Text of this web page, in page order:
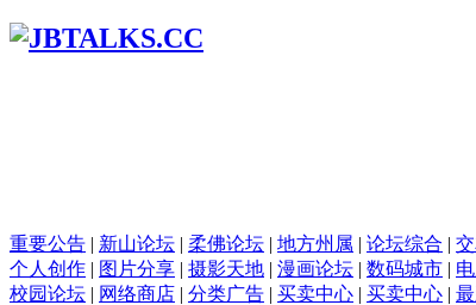
重要公告 | 新山论坛 | 柔佛论坛 | 地方州属 | 论坛综合 |
个人创作 | 图片分享 | 摄影天地 | 漫画论坛 | 数码城市 |
校园论坛 | 网络商店 | 分类广告 | 买卖中心 | 买卖中心 |